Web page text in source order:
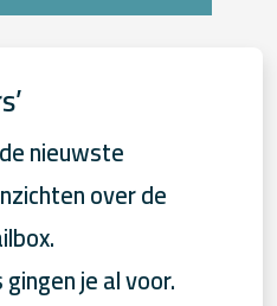
nieuwste
over de
je al voor.